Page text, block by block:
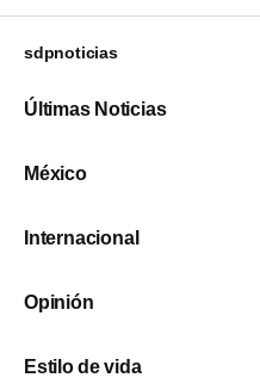
sdpnoticias
Últimas Noticias
México
Internacional
Opinión
Estilo de vida